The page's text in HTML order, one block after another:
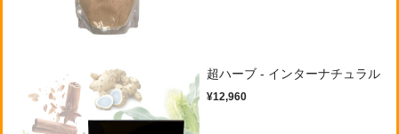
超ハーブ - インターナチュラル
¥12,960